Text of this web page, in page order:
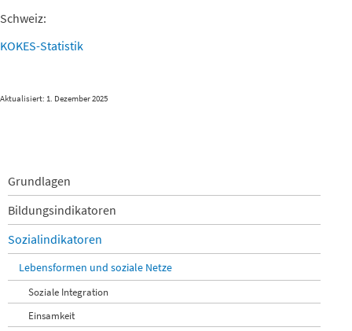
Schweiz:
KOKES-Statistik
Aktualisiert: 1. Dezember 2025
Navigation
überspringen
Grundlagen
Bildungsindikatoren
Sozialindikatoren
Lebensformen und soziale Netze
Soziale Integration
Einsamkeit